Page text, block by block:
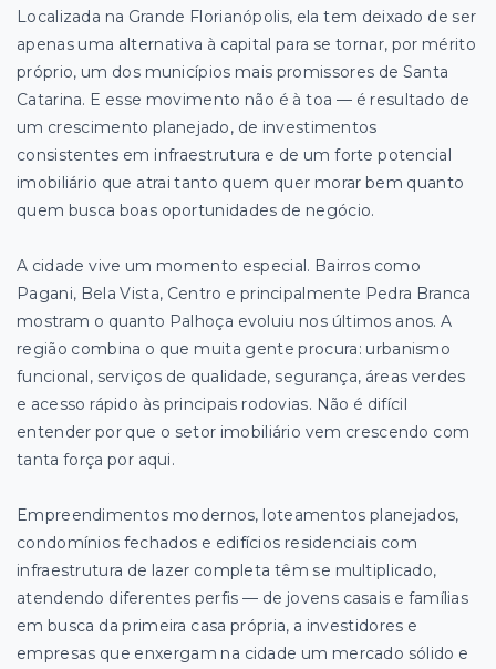
Localizada na Grande Florianópolis, ela tem deixado de ser
apenas uma alternativa à capital para se tornar, por mérito
próprio, um dos municípios mais promissores de Santa
Catarina. E esse movimento não é à toa — é resultado de
um crescimento planejado, de investimentos
consistentes em infraestrutura e de um forte potencial
imobiliário que atrai tanto quem quer morar bem quanto
quem busca boas oportunidades de negócio.
A cidade vive um momento especial. Bairros como
Pagani, Bela Vista, Centro e principalmente Pedra Branca
mostram o quanto Palhoça evoluiu nos últimos anos. A
região combina o que muita gente procura: urbanismo
funcional, serviços de qualidade, segurança, áreas verdes
e acesso rápido às principais rodovias. Não é difícil
entender por que o setor imobiliário vem crescendo com
tanta força por aqui.
Empreendimentos modernos, loteamentos planejados,
condomínios fechados e edifícios residenciais com
infraestrutura de lazer completa têm se multiplicado,
atendendo diferentes perfis — de jovens casais e famílias
em busca da primeira casa própria, a investidores e
empresas que enxergam na cidade um mercado sólido e